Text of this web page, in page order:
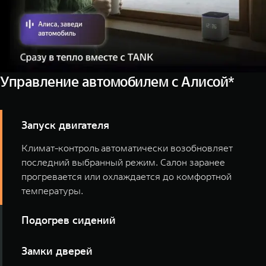
Управление автомобилем с Алисой*
Запуск двигателя
Климат-контроль автоматически возобновляет
последний выбранный режим. Салон заранее
прогревается или охлаждается до комфортной
температуры.
Подогрев сидений
мест голосом, ещё до выхода из дома.
Замки дверей